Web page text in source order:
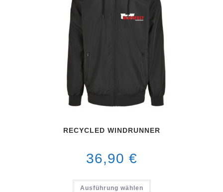
RECYCLED WINDRUNNER
36,90 €
Ausführung wählen